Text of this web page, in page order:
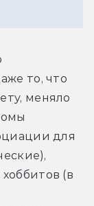
то, что
меняло
для
(в